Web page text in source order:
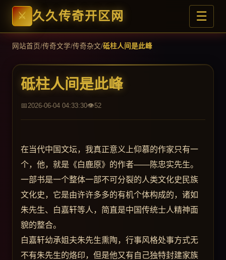
久久传奇开区网 ☰
网站首页/传奇文学/传奇杂文/砥柱人间是此峰
砥柱人间是此峰
2026-06-04 04:33:30 52
在当代中国文坛，我真正意义上仰慕的作家只有一
个，他，就是《白鹿原》的作者——陈忠实先生。
一部书是一个整体一部不可分裂的人类文化史民族
文化史，它是由许许多多的有机个体构成的，诸如
朱先生、白嘉轩等人，简直是中国传统士人精神面
貌的整合。
白嘉轩幼承姐夫朱先生熏陶，行事风格处事方式无
不有朱先生的烙印，但是他又有自己独特封建家族